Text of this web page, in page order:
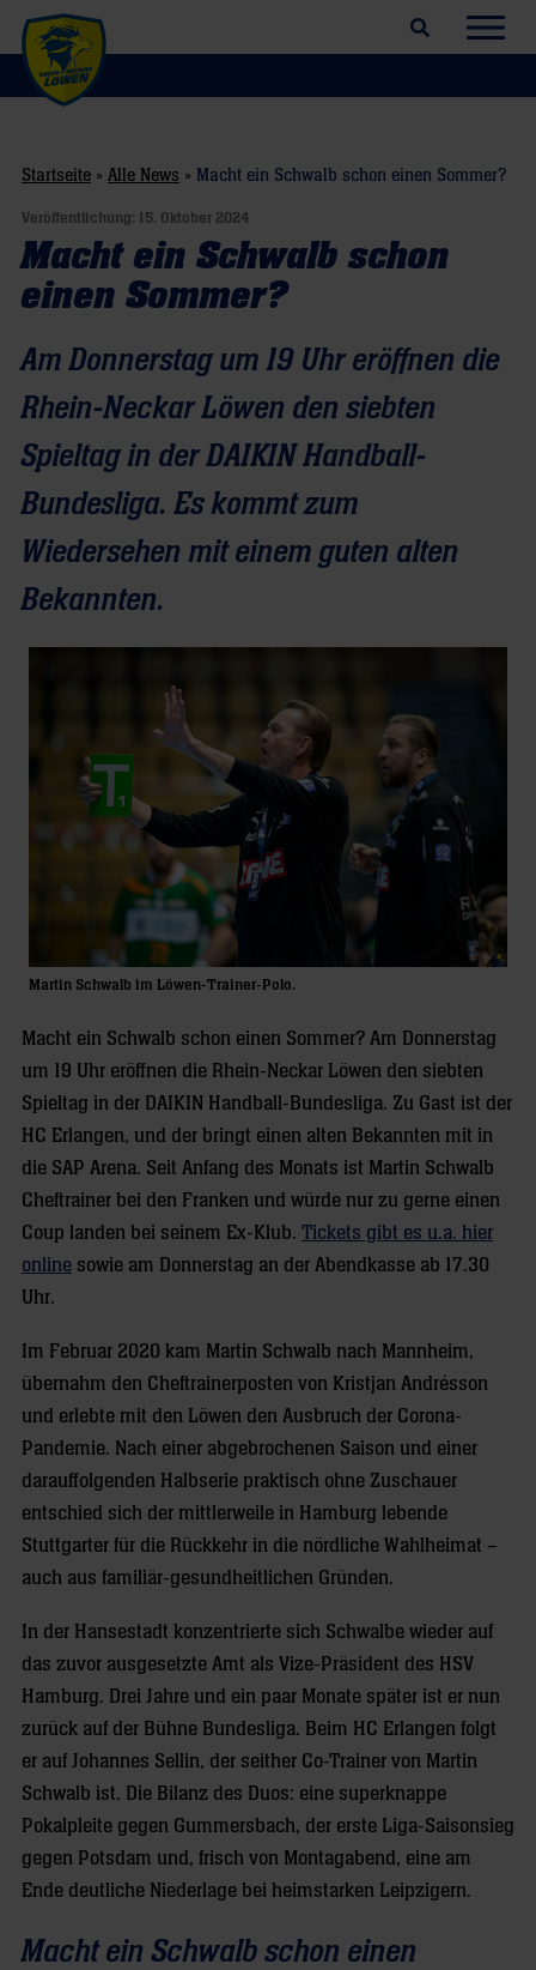
Suchfeld öffnen
Startseite » Alle News » Macht ein Schwalb schon einen Sommer?
Veröffentlichung: 15. Oktober 2024
Macht ein Schwalb schon
einen Sommer?
Am Donnerstag um 19 Uhr eröffnen die
Rhein-Neckar Löwen den siebten
Spieltag in der DAIKIN Handball-
Bundesliga. Es kommt zum
Wiedersehen mit einem guten alten
Bekannten.
Martin Schwalb im Löwen-Trainer-Polo.
Macht ein Schwalb schon einen Sommer? Am Donnerstag
um 19 Uhr eröffnen die Rhein-Neckar Löwen den siebten
Spieltag in der DAIKIN Handball-Bundesliga. Zu Gast ist der
HC Erlangen, und der bringt einen alten Bekannten mit in
die SAP Arena. Seit Anfang des Monats ist Martin Schwalb
Cheftrainer bei den Franken und würde nur zu gerne einen
Coup landen bei seinem Ex-Klub. Tickets gibt es u.a. hier
online sowie am Donnerstag an der Abendkasse ab 17.30
Uhr.
Im Februar 2020 kam Martin Schwalb nach Mannheim,
übernahm den Cheftrainerposten von Kristjan Andrésson
und erlebte mit den Löwen den Ausbruch der Corona-
Pandemie. Nach einer abgebrochenen Saison und einer
darauffolgenden Halbserie praktisch ohne Zuschauer
entschied sich der mittlerweile in Hamburg lebende
Stuttgarter für die Rückkehr in die nördliche Wahlheimat –
auch aus familiär-gesundheitlichen Gründen.
In der Hansestadt konzentrierte sich Schwalbe wieder auf
das zuvor ausgesetzte Amt als Vize-Präsident des HSV
Hamburg. Drei Jahre und ein paar Monate später ist er nun
zurück auf der Bühne Bundesliga. Beim HC Erlangen folgt
er auf Johannes Sellin, der seither Co-Trainer von Martin
Schwalb ist. Die Bilanz des Duos: eine superknappe
Pokalpleite gegen Gummersbach, der erste Liga-Saisonsieg
gegen Potsdam und, frisch von Montagabend, eine am
Ende deutliche Niederlage bei heimstarken Leipzigern.
Macht ein Schwalb schon einen